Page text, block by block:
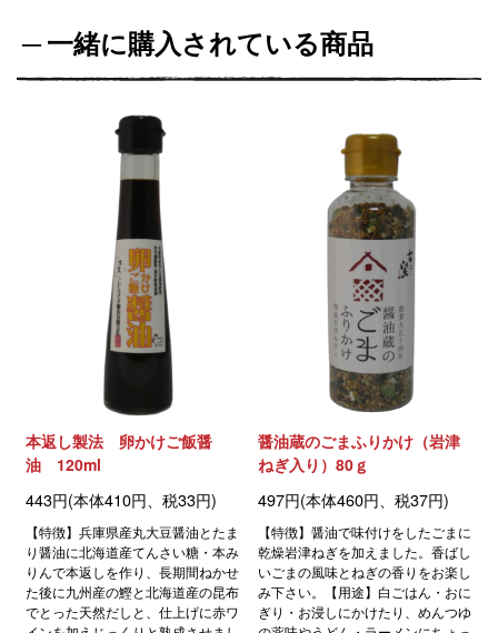
一緒に購入されている商品
本返し製法 卵かけご飯醤
油 120ml
443円(本体410円、税33円)
【特徴】兵庫県産丸大豆醤油とたま
り醤油に北海道産てんさい糖・本み
りんで本返しを作り、長期間ねかせ
た後に九州産の鰹と北海道産の昆布
でとった天然だしと、仕上げに赤ワ
醤油蔵のごまふりかけ（岩津
ねぎ入り）80ｇ
497円(本体460円、税37円)
【特徴】醤油で味付けをしたごまに
乾燥岩津ねぎを加えました。香ばし
いごまの風味とねぎの香りをお楽し
み下さい。【用途】白ごはん・おに
ぎり・お浸しにかけたり、めんつゆ